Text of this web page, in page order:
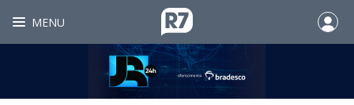
MENU